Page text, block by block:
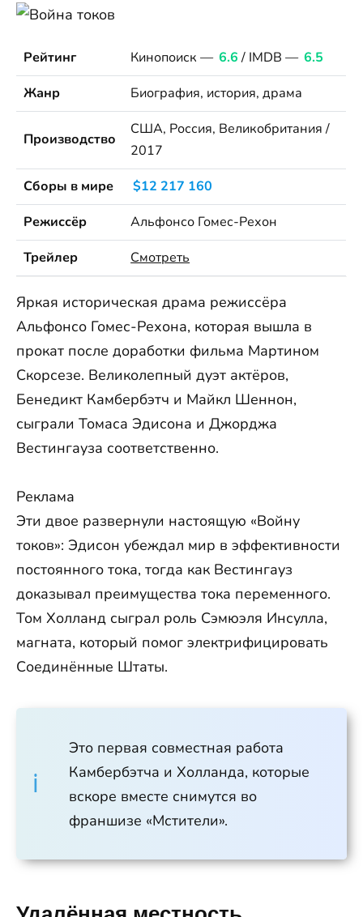
Рейтинг Кинопоиск — 6.6 / IMDB — 6.5
Жанр
Биография, история, драма
Производство
США, Россия, Великобритания /
2017
Сборы в мире
$12 217 160
Режиссёр
Альфонсо Гомес-Рехон
Трейлер
Смотреть
Яркая историческая драма режиссёра
Альфонсо Гомес-Рехона, которая вышла в
прокат после доработки фильма Мартином
Скорсезе. Великолепный дуэт актёров,
Бенедикт Камбербэтч и Майкл Шеннон,
сыграли Томаса Эдисона и Джорджа
Вестингауза соответственно.
Реклама
Эти двое развернули настоящую «Войну
токов»: Эдисон убеждал мир в эффективности
постоянного тока, тогда как Вестингауз
доказывал преимущества тока переменного.
Том Холланд сыграл роль Сэмюэля Инсулла,
магната, который помог электрифицировать
Соединённые Штаты.
Это первая совместная работа
Камбербэтча и Холланда, которые
вскоре вместе снимутся во
франшизе «Мстители».